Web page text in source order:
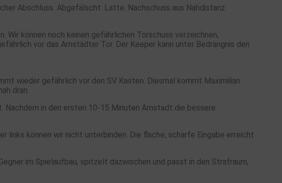
Abschluss. Abgefälscht. Latte. Nachschuss aus Nahdistanz.
können noch keinen gefährlichen Torschuss verzeichnen,
vor das Arnstädter Tor. Der Keeper kann unter Bedrängnis den
wieder gefährlich vor den SV Kasten. Diesmal kommt Maximilian
dran.
in den ersten 10-15 Minuten Arnstadt die bessere
links können wir nicht unterbinden. Die flache, scharfe Eingabe erreicht
im Spielaufbau, spitzelt dazwischen und passt in den Strafraum,